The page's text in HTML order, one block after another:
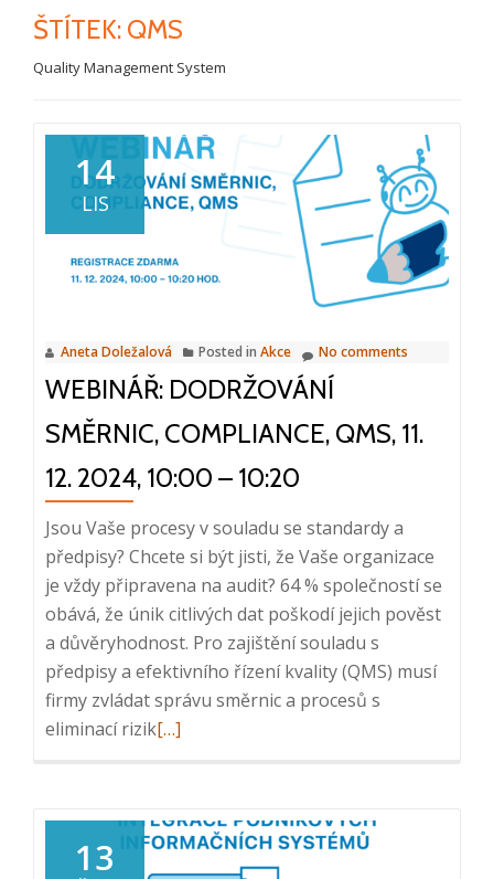
ŠTÍTEK: QMS
Quality Management System
14
LIS
Aneta Doležalová Posted in Akce No comments
WEBINÁŘ: DODRŽOVÁNÍ
SMĚRNIC, COMPLIANCE, QMS, 11.
12. 2024, 10:00 – 10:20
Jsou Vaše procesy v souladu se standardy a
předpisy? Chcete si být jisti, že Vaše organizace
je vždy připravena na audit? 64 % společností se
obává, že únik citlivých dat poškodí jejich pověst
a důvěryhodnost. Pro zajištění souladu s
předpisy a efektivního řízení kvality (QMS) musí
firmy zvládat správu směrnic a procesů s
eliminací rizikRead
Dodržování
směrnic,
[…]
13